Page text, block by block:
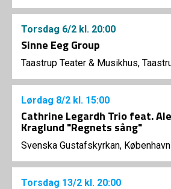
Torsdag 6/2 kl. 20:00
Sinne Eeg Group
Taastrup Teater & Musikhus,
Lørdag 8/2 kl. 15:00
Cathrine Legardh Trio feat.
Kraglund "Regnets sång"
Svenska Gustafskyrkan,
Torsdag 13/2 kl. 20:00